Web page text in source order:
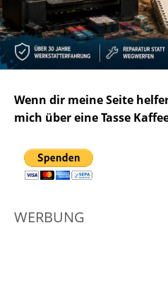
Wenn dir meine Seite
mich über eine Tasse
WERBUNG